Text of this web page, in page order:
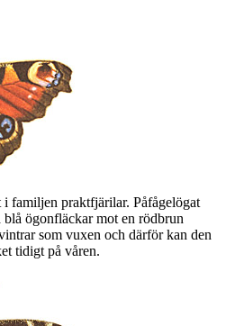
i familjen praktfjärilar. Påfågelögat
ögonfläckar mot en rödbrun
som vuxen och därför kan den
tidigt på våren.